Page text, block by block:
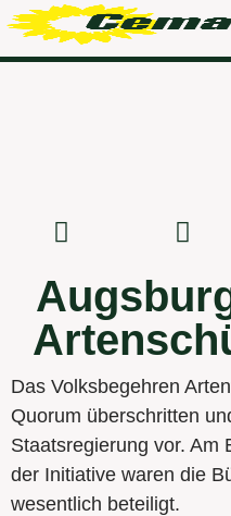
Das Volksbegehren
Quorum überschritten
Staatsregierung vor. Am
der Initiative waren die
wesentlich beteiligt.